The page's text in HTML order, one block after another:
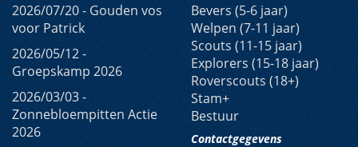
2026/07/20 -Gouden vos
voor Patrick
2026/05/12 -
Groepskamp 2026
2026/03/03 -
Zonnebloempitten Actie
2026
Bevers (5-6 jaar)
Welpen (7-11 jaar)
Scouts (11-15 jaar)
Explorers (15-18 jaar)
Roverscouts (18+)
Stam+
Bestuur
Contactgegevens